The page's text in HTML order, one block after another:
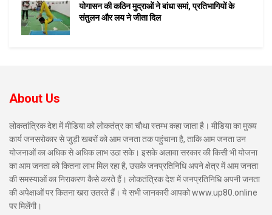
योगासन की कठिन मुद्राओं ने बांधा समां, प्रतिभागियों के
संतुलन और लय ने जीता दिल
About Us
लोकतांत्रिक देश में मीडिया को लोकतंत्र का चौथा स्तम्भ कहा जाता है। मीडिया का मुख्य
कार्य जनसरोकार से जुड़ी खबरों को आम जनता तक पहुंचाना है, ताकि आम जनता उन
योजनाओं का अधिक से अधिक लाभ उठा सके। इसके अलावा सरकार की किसी भी योजना
का आम जनता को कितना लाभ मिल रहा है, उसके जनप्रतिनिधि अपने क्षेत्र में आम जनता
की समस्याओं का निराकरण कैसे करते हैं। लोकतंत्रिक देश में जनप्रतिनिधि अपनी जनता
की अपेक्षाओं पर कितना खरा उतरते हैं। ये सभी जानकारी आपको www.up80.online
पर मिलेंगी।